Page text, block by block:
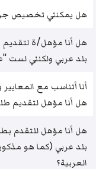
هل يمكنني تخصيص
هل أنا مؤهل/ة
بلد عربي ولكنني لست
أنا أتناسب مع
هل أنا مؤهل لتقديم
هل أنا مؤهل للتقدم
بلد عربي (كما هو
العربية؟